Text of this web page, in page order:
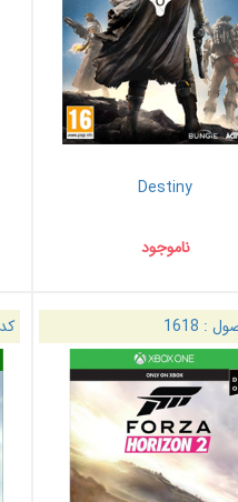
Destiny
ناموجود
:
1618